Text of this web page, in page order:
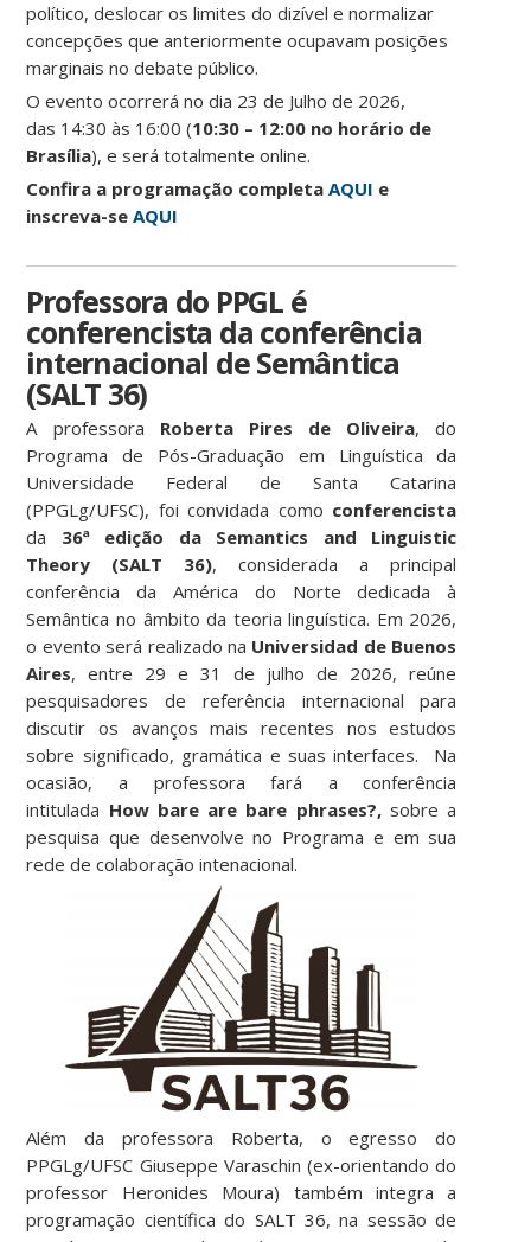
político, deslocar os limites do dizível e normalizar
concepções que anteriormente ocupavam posições
marginais no debate público.
O evento ocorrerá no dia 23 de Julho de 2026,
das 14:30 às 16:00 (10:30 – 12:00 no horário de
Brasília), e será totalmente online.
Confira a programação completa AQUI e
inscreva-se AQUI
Professora do PPGL é
conferencista da conferência
internacional de Semântica
(SALT 36)
A professora Roberta Pires de Oliveira, do
Programa de Pós-Graduação em Linguística da
Universidade Federal de Santa Catarina
(PPGLg/UFSC), foi convidada como conferencista
da 36ª edição da Semantics and Linguistic
Theory (SALT 36), considerada a principal
conferência da América do Norte dedicada à
Semântica no âmbito da teoria linguística. Em 2026,
o evento será realizado na Universidad de Buenos
Aires, entre 29 e 31 de julho de 2026, reúne
pesquisadores de referência internacional para
discutir os avanços mais recentes nos estudos
sobre significado, gramática e suas interfaces. Na
ocasião, a professora fará a conferência
intitulada How bare are bare phrases?,sobre a
pesquisa que desenvolve no Programa e em sua
rede de colaboração intenacional.
Além da professora Roberta, o egresso do
PPGLg/UFSC Giuseppe Varaschin (ex-orientando do
professor Heronides Moura) também integra a
programação científica do SALT 36, na sessão de